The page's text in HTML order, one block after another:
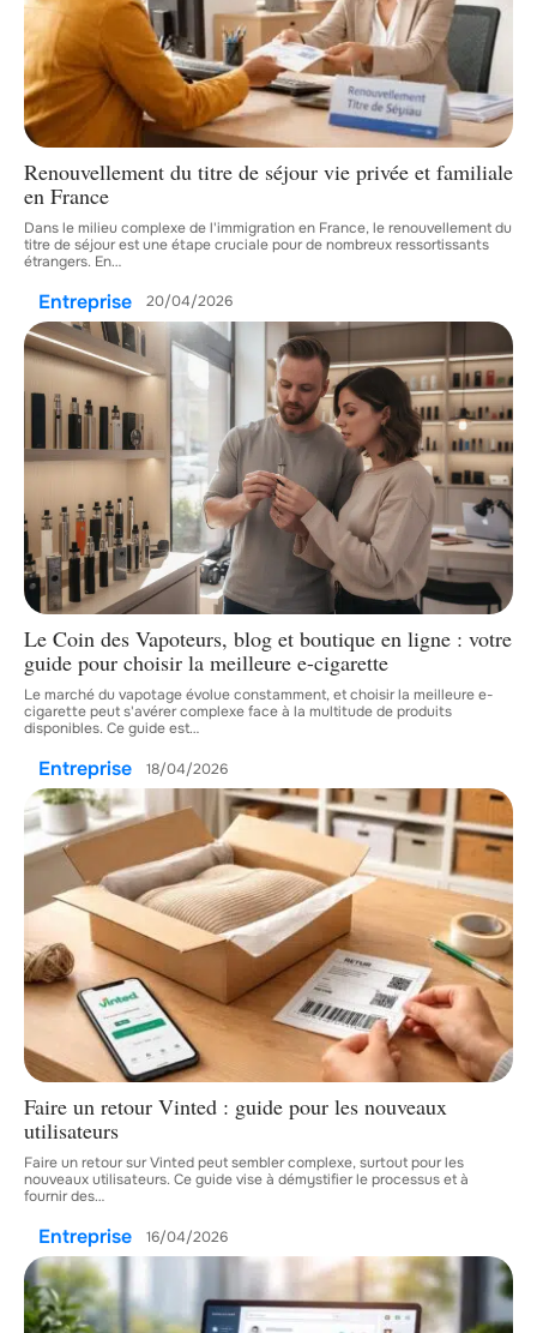
Renouvellement du titre de séjour vie privée et familiale
en France
Dans le milieu complexe de l'immigration en France, le renouvellement du
titre de séjour est une étape cruciale pour de nombreux ressortissants
étrangers. En…
Entreprise 20/04/2026
Le Coin des Vapoteurs, blog et boutique en ligne : votre
guide pour choisir la meilleure e-cigarette
Le marché du vapotage évolue constamment, et choisir la meilleure e-
cigarette peut s'avérer complexe face à la multitude de produits
disponibles. Ce guide est…
Entreprise 18/04/2026
Faire un retour Vinted : guide pour les nouveaux
utilisateurs
Faire un retour sur Vinted peut sembler complexe, surtout pour les
nouveaux utilisateurs. Ce guide vise à démystifier le processus et à
fournir des…
Entreprise 16/04/2026